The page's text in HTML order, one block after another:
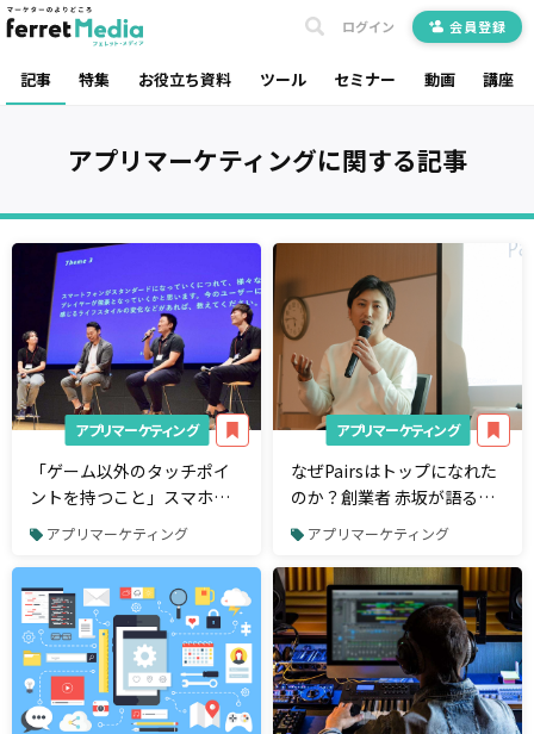
記事 特集 お役立ち資料 ツール セミナー 動画 講座
ログイン 会員登録
アプリマーケティングに関する記事
アプリマーケティング
「ゲーム以外のタッチポイ
ントを持つこと」スマホゲ
ームに求められる進化とは
#FMC2018
アプリマーケティング
アプリマーケティング
なぜPairsはトップになれた
のか？創業者 赤坂が語る戦
略設計
アプリマーケティング